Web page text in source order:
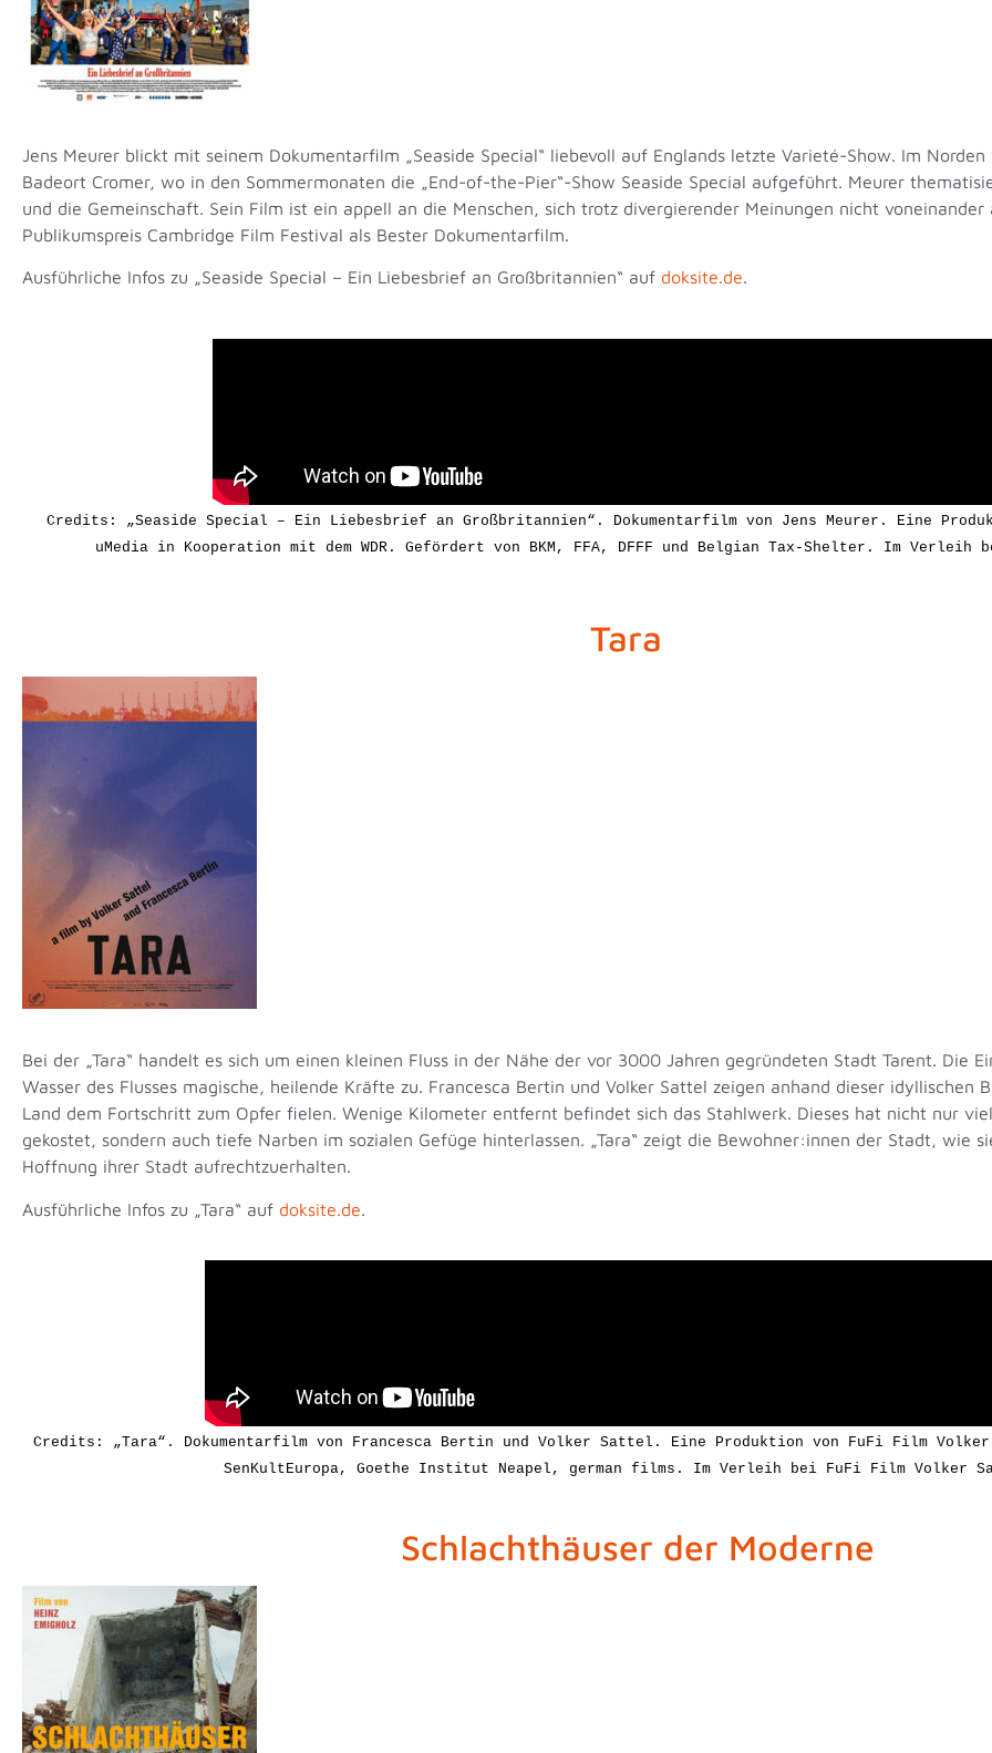
Jens Meurer blickt mit seinem Dokumentarfilm „Seaside Special“ liebevoll auf Englands letzte Varieté-Show. Im
Badeort Cromer, wo in den Sommermonaten die „End-of-the-Pier“-Show Seaside Special aufgeführt. Meurer
und die Gemeinschaft. Sein Film ist ein appell an die Menschen, sich trotz divergierender Meinungen nicht voneinander
Publikumspreis Cambridge Film Festival als Bester Dokumentarfilm.
Ausführliche Infos zu „Seaside Special – Ein Liebesbrief an Großbritannien“ auf doksite.de.
Credits: „Seaside Special – Ein Liebesbrief an Großbritannien“. Dokumentarfilm von Jens Meurer. Eine
uMedia in Kooperation mit dem WDR. Gefördert von BKM, FFA, DFFF und Belgian Tax-Shelter. Im
Tara
Bei der „Tara“ handelt es sich um einen kleinen Fluss in der Nähe der vor 3000 Jahren gegründeten Stadt Tarent. Die
Wasser des Flusses magische, heilende Kräfte zu. Francesca Bertin und Volker Sattel zeigen anhand dieser idyllischen
Land dem Fortschritt zum Opfer fielen. Wenige Kilometer entfernt befindet sich das Stahlwerk. Dieses hat nicht nur
gekostet, sondern auch tiefe Narben im sozialen Gefüge hinterlassen. „Tara“ zeigt die Bewohner:innen der Stadt, wie
Hoffnung ihrer Stadt aufrechtzuerhalten.
Ausführliche Infos zu „Tara“ auf doksite.de.
Credits: „Tara“. Dokumentarfilm von Francesca Bertin und Volker Sattel. Eine Produktion von FuFi Film
SenKultEuropa, Goethe Institut Neapel, german films. Im Verleih bei FuFi Film Volker
Schlachthäuser der Moderne